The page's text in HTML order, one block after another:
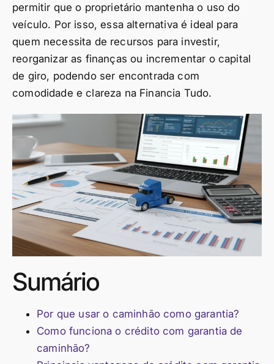
permitir que o proprietário mantenha o uso do
veículo. Por isso, essa alternativa é ideal para
quem necessita de recursos para investir,
reorganizar as finanças ou incrementar o capital
de giro, podendo ser encontrada com
comodidade e clareza na Financia Tudo.
Sumário
Por que usar o caminhão como garantia?
Como funciona o crédito com garantia de
caminhão?